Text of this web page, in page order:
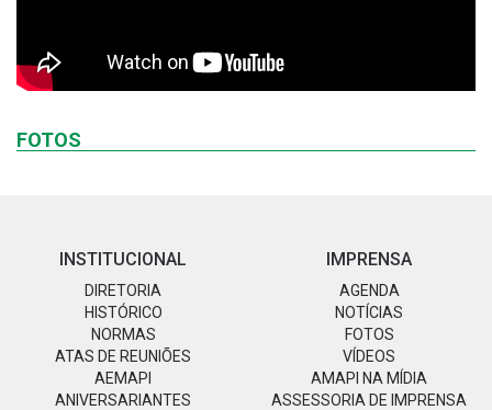
FOTOS
INSTITUCIONAL
DIRETORIA
HISTÓRICO
NORMAS
ATAS DE REUNIÕES
AEMAPI
ANIVERSARIANTES
IMPRENSA
AGENDA
NOTÍCIAS
FOTOS
VÍDEOS
AMAPI NA MÍDIA
ASSESSORIA DE IMPRENSA